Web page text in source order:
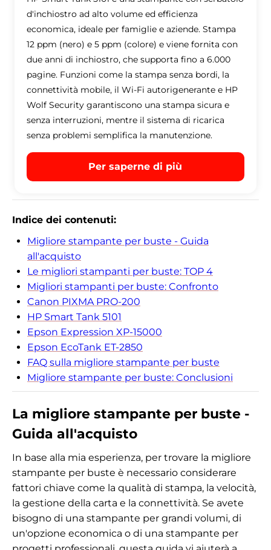
d'inchiostro ad alto volume ed efficienza
economica, ideale per famiglie e aziende. Stampa
12 ppm (nero) e 5 ppm (colore) e viene fornita con
due anni di inchiostro, che supporta fino a 6.000
pagine. Funzioni come la stampa senza bordi, la
connettività mobile, il Wi-Fi autorigenerante e HP
Wolf Security garantiscono una stampa sicura e
senza interruzioni, mentre il sistema di ricarica
senza problemi semplifica la manutenzione.
Per saperne di più
Indice dei contenuti:
Migliore stampante per buste - Guida
all'acquisto
Le migliori stampanti per buste: TOP 4
Migliori stampanti per buste: Confronto
Canon PIXMA PRO-200
HP Smart Tank 5101
Epson Expression XP-15000
Epson EcoTank ET-2850
FAQ sulla migliore stampante per buste
Migliore stampante per buste: Conclusioni
La migliore stampante per buste -
Guida all'acquisto
In base alla mia esperienza, per trovare la migliore
stampante per buste è necessario considerare
fattori chiave come la qualità di stampa, la velocità,
la gestione della carta e la connettività. Se avete
bisogno di una stampante per grandi volumi, di
un'opzione economica o di una stampante per